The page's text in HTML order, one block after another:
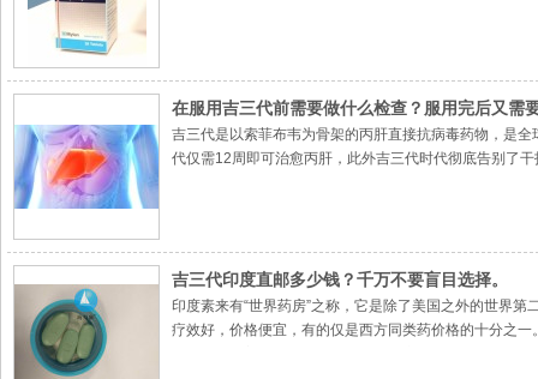
在服用吉三代前需要做什么检查？服用完后又需
吉三代是以索菲布韦为骨架的丙肝直接抗病毒药物，是
代仅需12周即可治愈丙肝，此外吉三代时代彻底告别了
吉三代印度直邮多少钱？千万不要盲目选择。
印度素来有“世界药房”之称，它是除了美国之外的世界
疗效好，价格便宜，有的仅是西方同类药价格的十分之